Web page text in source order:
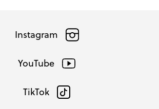
Instagram
YouTube
TikTok